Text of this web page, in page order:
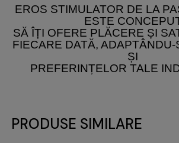
EROS STIMULATOR DE LA
ESTE
SĂ ÎȚI OFERE PLĂCERE ȘI
FIECARE DATĂ,
ȘI
PREFERINȚELOR TALE
PRODUSE SIMILARE